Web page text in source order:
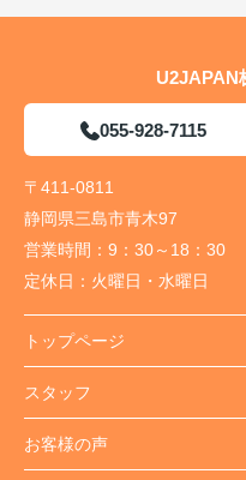
055-928-7115
〒411-0811
静岡県三島市青木97
営業時間： 9：30～18：30
定休日： 火曜日・水曜日
トップページ
スタッフ
お客様の声